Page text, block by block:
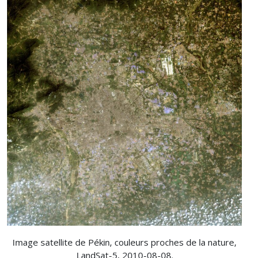
Image satellite de Pékin, couleurs proches de la nature,
LandSat-5, 2010-08-08.